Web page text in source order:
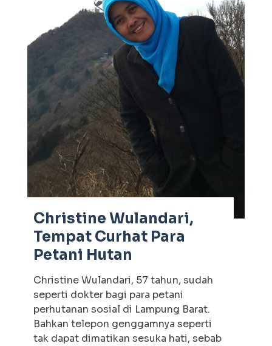
Christine Wulandari,
Tempat Curhat Para
Petani Hutan
Christine Wulandari, 57 tahun, sudah
seperti dokter bagi para petani
perhutanan sosial di Lampung Barat.
Bahkan telepon genggamnya seperti
tak dapat dimatikan sesuka hati, sebab